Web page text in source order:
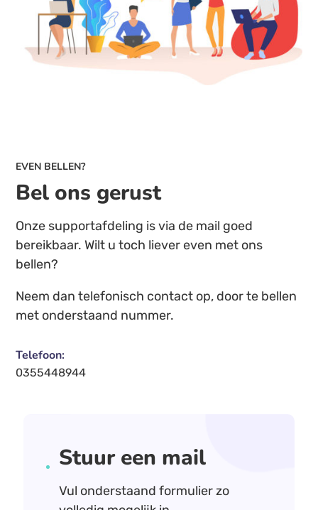
EVEN BELLEN?
Bel ons gerust
Onze supportafdeling is via de mail goed
bereikbaar. Wilt u toch liever even met ons
bellen?
Neem dan telefonisch contact op, door te bellen
met onderstaand nummer.
Telefoon:
0355448944
Stuur een mail
Vul onderstaand formulier zo